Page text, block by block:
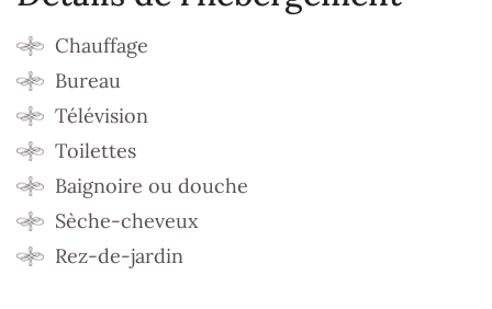
Chauffage
Bureau
Télévision
Toilettes
Baignoire ou douche
Sèche-cheveux
Rez-de-jardin